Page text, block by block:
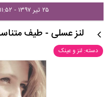
۲۵ تیر ۱۳۹۷ - ۱۱:۵۲
لنز عسلی - طیف
دسته: لنز و عینک